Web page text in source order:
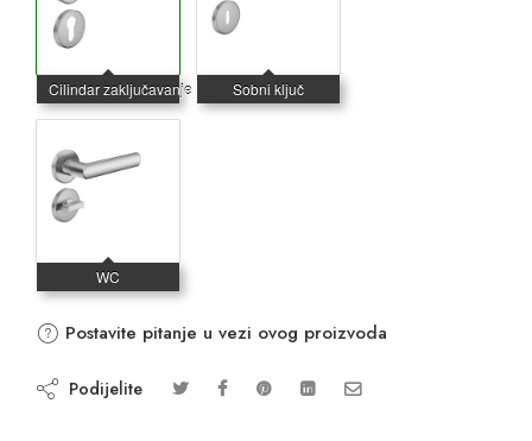
Postavite pitanje u vezi ovog proizvoda
Podijelite